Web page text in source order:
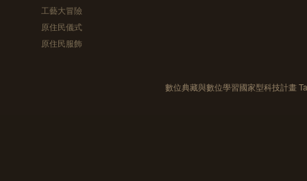
工藝大冒險
原住民儀式
原住民服飾
數位典藏與數位學習國家型科技計畫